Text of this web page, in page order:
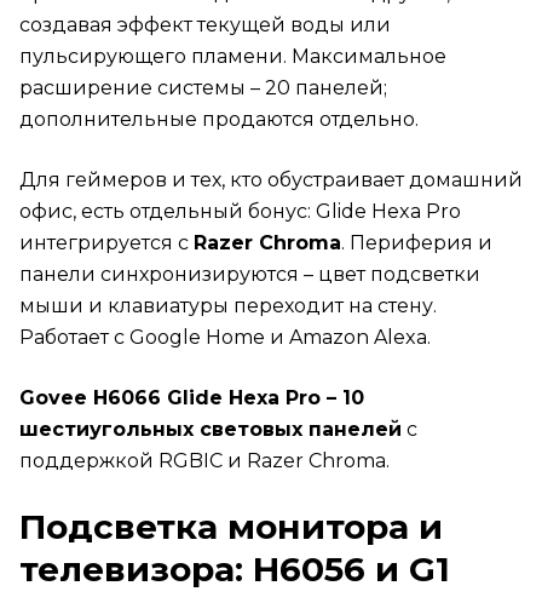
создавая эффект текущей воды или
пульсирующего пламени. Максимальное
расширение системы – 20 панелей;
дополнительные продаются отдельно.
Для геймеров и тех, кто обустраивает домашний
офис, есть отдельный бонус: Glide Hexa Pro
интегрируется с Razer Chroma. Периферия и
панели синхронизируются – цвет подсветки
мыши и клавиатуры переходит на стену.
Работает с Google Home и Amazon Alexa.
Govee H6066 Glide Hexa Pro – 10
шестиугольных световых панелей с
поддержкой RGBIC и Razer Chroma.
Подсветка монитора и
телевизора: H6056 и G1